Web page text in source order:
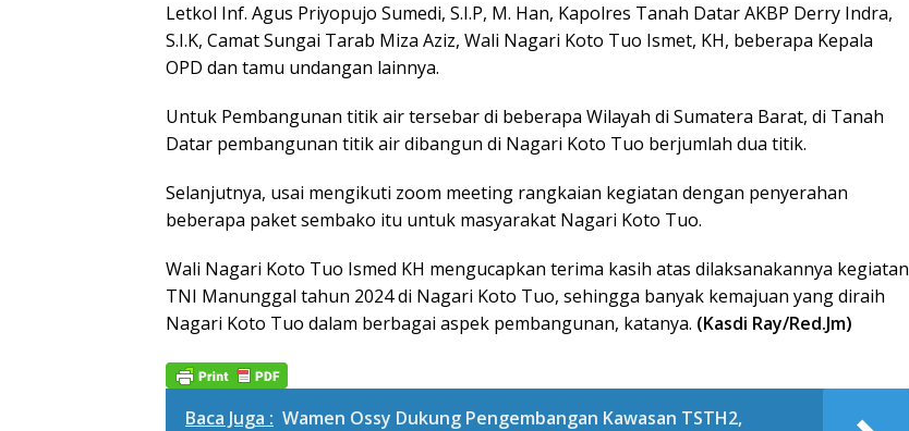
Letkol Inf. Agus Priyopujo Sumedi, S.I.P, M. Han, Kapolres Tanah Datar AKBP Derry Indra,
S.I.K, Camat Sungai Tarab Miza Aziz, Wali Nagari Koto Tuo Ismet, KH, beberapa Kepala
OPD dan tamu undangan lainnya.
Untuk Pembangunan titik air tersebar di beberapa Wilayah di Sumatera Barat, di Tanah
Datar pembangunan titik air dibangun di Nagari Koto Tuo berjumlah dua titik.
Selanjutnya, usai mengikuti zoom meeting rangkaian kegiatan dengan penyerahan
beberapa paket sembako itu untuk masyarakat Nagari Koto Tuo.
Wali Nagari Koto Tuo Ismed KH mengucapkan terima kasih atas dilaksanakannya kegiatan
TNI Manunggal tahun 2024 di Nagari Koto Tuo, sehingga banyak kemajuan yang diraih
Nagari Koto Tuo dalam berbagai aspek pembangunan, katanya. (Kasdi Ray/Red.Jm)
Baca Juga : Wamen Ossy Dukung Pengembangan Kawasan TSTH2,